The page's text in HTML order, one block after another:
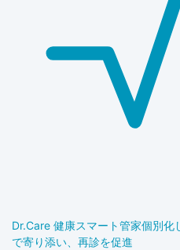
Dr.Care 健康スマート管家個別化
で寄り添い、再診を促進